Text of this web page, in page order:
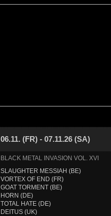
06.11. (FR) - 07.11.26 (SA)
BLACK METAL INVASION VOL. XVI
SLAUGHTER MESSIAH (BE)
VORTEX OF END (FR)
GOAT TORMENT (BE)
HORN (DE)
TOTAL HATE (DE)
DEITUS (UK)